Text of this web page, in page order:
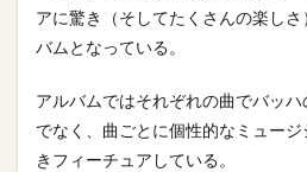
アに驚き（そしてたくさんの楽し
バムとなっている。
アルバムではそれぞれの曲でバッ
でなく、曲ごとに個性的なミュー
きフィーチュアしている。